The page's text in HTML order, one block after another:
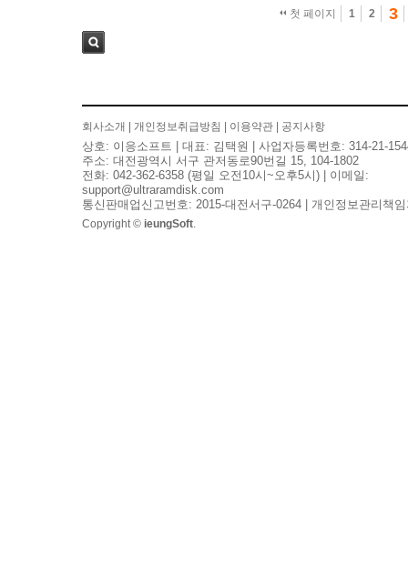
첫 페이지 1 2 3
회사소개 개인정보취급방침 이용약관 공지사항
상호: 이응소프트 | 대표: 김택원 | 사업자등록번호: 314-21-
주소: 대전광역시 서구 관저동로90번길 15, 104-1802
전화: 042-362-6358 (평일 오전10시~오후5시) | 이메일:
support@ultraramdisk.com
통신판매업신고번호: 2015-대전서구-0264 | 개인정보관리책
Copyright © ieungSoft.